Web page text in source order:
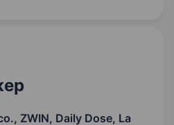
ZWIN, Daily Dose, La